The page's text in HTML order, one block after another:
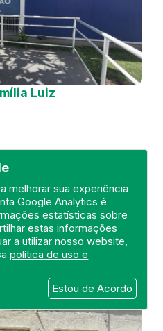
melhorar sua experiência
Google Analytics é
estatísticas sobre
estas informações
a utilizar nosso website,
política de uso e
Estou de Acordo
Luiz